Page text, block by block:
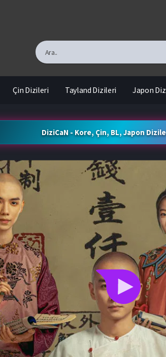
Çin Dizileri Tayland Dizileri Japon
DiziCaN - Kore, Çin, BL, Japon